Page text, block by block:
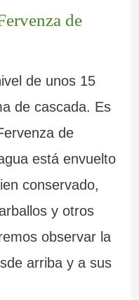
de
de unos 15
de cascada. Es
de
está envuelto
conservado,
y otros
observar la
arriba y a sus